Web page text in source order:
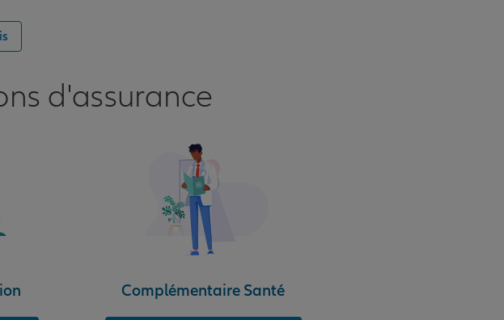
d'assurance
Complémentaire Santé